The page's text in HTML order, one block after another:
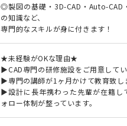
◎製図の基礎・3D-CAD・Auto-CAD
の知識など、
専門的なスキルが身に付きます！
★未経験がOKな理由★
▶CAD専門の研修施設をご用意してい
▶専門の講師が1ヶ月かけて教育致し
▶設計に長年携わった先輩が在籍し
ォロー体制が整っています。